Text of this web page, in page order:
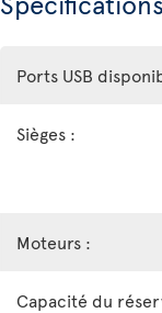
Ports USB
Sièges :
Moteurs :
Capacité du